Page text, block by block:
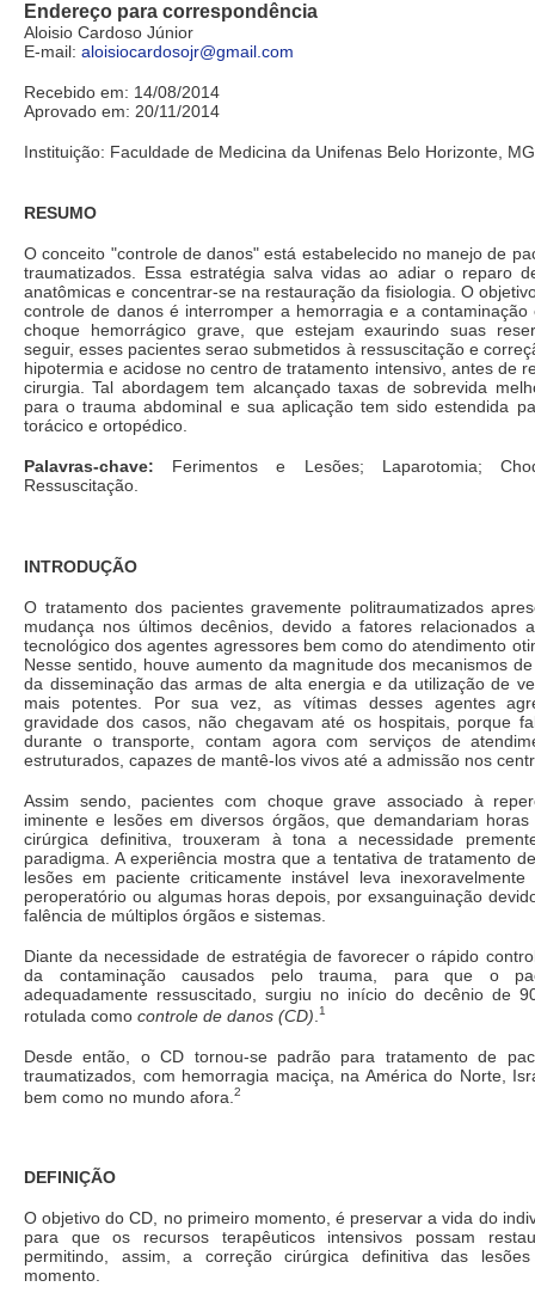
Endereço para correspondência
Aloisio Cardoso Júnior
E-mail: aloisiocardosojr@gmail.com
Recebido em: 14/08/2014
Aprovado em: 20/11/2014
Instituição: Faculdade de Medicina da Unifenas Belo Horizonte,
RESUMO
O conceito "controle de danos" está estabelecido no manejo de
traumatizados. Essa estratégia salva vidas ao adiar o reparo
anatômicas e concentrar-se na restauração da fisiologia. O
controle de danos é interromper a hemorragia e a contaminação
choque hemorrágico grave, que estejam exaurindo suas
seguir, esses pacientes serao submetidos à ressuscitação e
hipotermia e acidose no centro de tratamento intensivo, antes de
cirurgia. Tal abordagem tem alcançado taxas de sobrevida
para o trauma abdominal e sua aplicação tem sido estendida
torácico e ortopédico.
Palavras-chave: Ferimentos e Lesões; Laparotomia;
Ressuscitação.
INTRODUÇÃO
O tratamento dos pacientes gravemente politraumatizados
mudança nos últimos decênios, devido a fatores relacionados
tecnológico dos agentes agressores bem como do atendimento
Nesse sentido, houve aumento da magnitude dos mecanismos
da disseminação das armas de alta energia e da utilização de
mais potentes. Por sua vez, as vítimas desses agentes
gravidade dos casos, não chegavam até os hospitais, porque
durante o transporte, contam agora com serviços de
estruturados, capazes de mantê-los vivos até a admissão nos
Assim sendo, pacientes com choque grave associado à
iminente e lesões em diversos órgãos, que demandariam
cirúrgica definitiva, trouxeram à tona a necessidade
paradigma. A experiência mostra que a tentativa de tratamento
lesões em paciente criticamente instável leva
peroperatório ou algumas horas depois, por exsanguinação
falência de múltiplos órgãos e sistemas.
Diante da necessidade de estratégia de favorecer o rápido
da contaminação causados pelo trauma, para que o
adequadamente ressuscitado, surgiu no início do decênio de
rotulada como controle de danos (CD) 1
Desde então, o CD tornou-se padrão para tratamento de
traumatizados, com hemorragia maciça, na América do Norte,
bem como no mundo afora. 2
DEFINIÇÃO
O objetivo do CD, no primeiro momento, é preservar a vida do
para que os recursos terapêuticos intensivos possam
permitindo, assim, a correção cirúrgica definitiva das
momento.